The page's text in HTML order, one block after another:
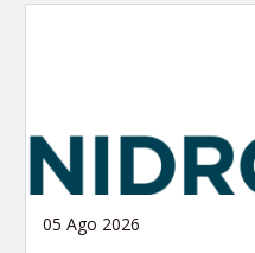
05 Ago 2026